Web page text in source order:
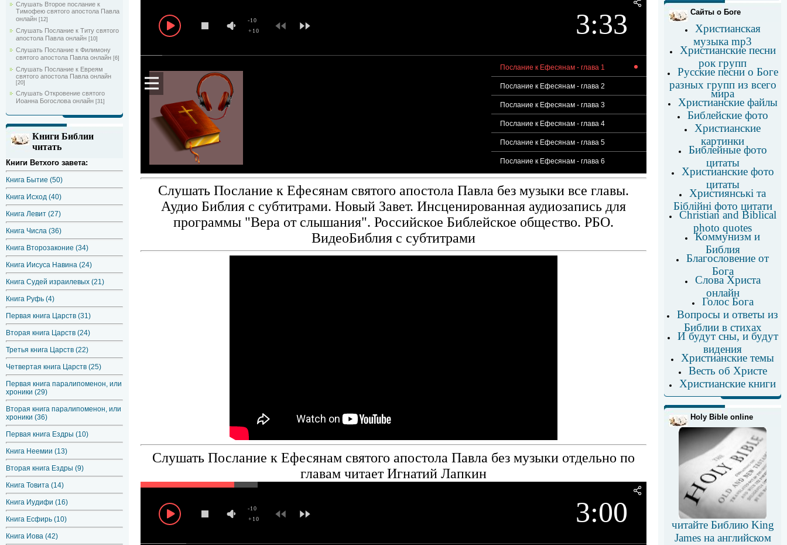
Слушать Второе послание к
Тимофею святого апостола Павла
онлайн [12]
Слушать Послание к Титу святого
апостола Павла онлайн [10]
Слушать Послание к Филимону
святого апостола Павла онлайн [6]
Слушать Послание к Евреям
святого апостола Павла онлайн
[20]
Слушать Откровение святого
Иоанна Богослова онлайн [31]
Книги Библии
читать
Книги Ветхого завета:
Книга Бытие (50)
Книга Исход (40)
Книга Левит (27)
Книга Числа (36)
Книга Второзаконие (34)
Книга Иисуса Навина (24)
Книга Судей израилевых (21)
Книга Руфь (4)
Первая книга Царств (31)
Вторая книга Царств (24)
Третья книга Царств (22)
Четвертая книга Царств (25)
Первая книга паралипоменон, или
хроники (29)
Вторая книга паралипоменон, или
хроники (36)
Первая книга Ездры (10)
Книга Неемии (13)
Вторая книга Ездры (9)
Книга Товита (14)
Книга Иудифи (16)
Книга Есфирь (10)
Книга Иова (42)
3:33
+10
-10
Послание к Ефесянам - глава 1
Послание к Ефесянам - глава 2
Послание к Ефесянам - глава 3
Послание к Ефесянам - глава 4
Послание к Ефесянам - глава 5
Послание к Ефесянам - глава 6
Слушать Послание к Ефесянам святого апостола Павла без музыки все главы.
Аудио Библия с субтитрами. Новый Завет. Инсценированная аудиозапись для
программы "Вера от слышания". Российское Библейское общество. РБО.
ВидеоБиблия с субтитрами
Слушать Послание к Ефесянам святого апостола Павла без музыки отдельно по
главам читает Игнатий Лапкин
3:00
+10
-10
Сайты о Боге
Христианская
музыка mp3
Христианские песни
рок групп
Русские песни о Боге
разных групп из всего
мира
Христианские файлы
Библейские фото
Христианские
картинки
Библейные фото
цитаты
Христианские фото
цитаты
Християнські та
Біблійні фото цитати
Christian and Biblical
photo quotes
Коммунизм и
Библия
Благословение от
Бога
Слова Христа
онлайн
Голос Бога
Вопросы и ответы из
Библии в стихах
И будут сны, и будут
видения
Христианские темы
Весть об Христе
Христианские книги
Holy Bible online
читайте Библию King
James на английском